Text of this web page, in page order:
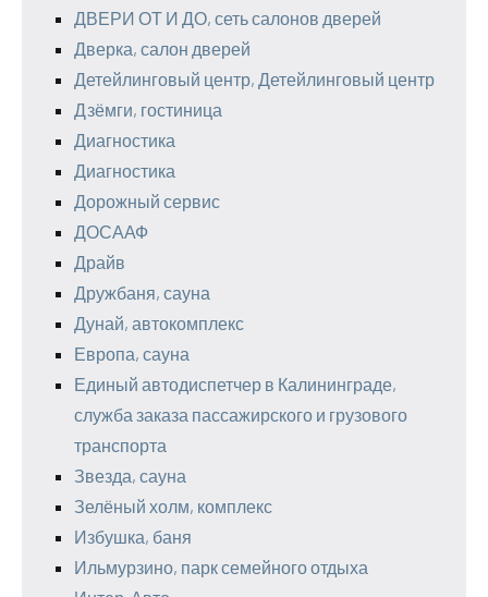
ДВЕРИ ОТ И ДО, сеть салонов дверей
Дверка, салон дверей
Детейлинговый центр, Детейлинговый центр
Дзёмги, гостиница
Диагностика
Диагностика
Дорожный сервис
ДОСААФ
Драйв
Дружбаня, сауна
Дунай, автокомплекс
Европа, сауна
Единый автодиспетчер в Калининграде,
служба заказа пассажирского и грузового
транспорта
Звезда, сауна
Зелёный холм, комплекс
Избушка, баня
Ильмурзино, парк семейного отдыха